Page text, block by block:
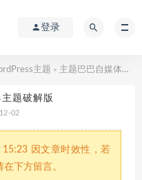
登录
主题 > 主题巴巴自媒体一号WordPress主题破解版
题破解版
02
因文章时效性，若
下方留言。